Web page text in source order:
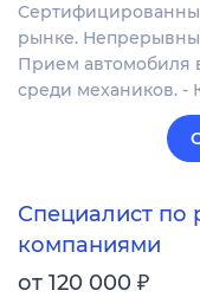
рынке.
Прием автомобиля
среди механиков. -
Специалист по
компаниями
от 120 000 ₽